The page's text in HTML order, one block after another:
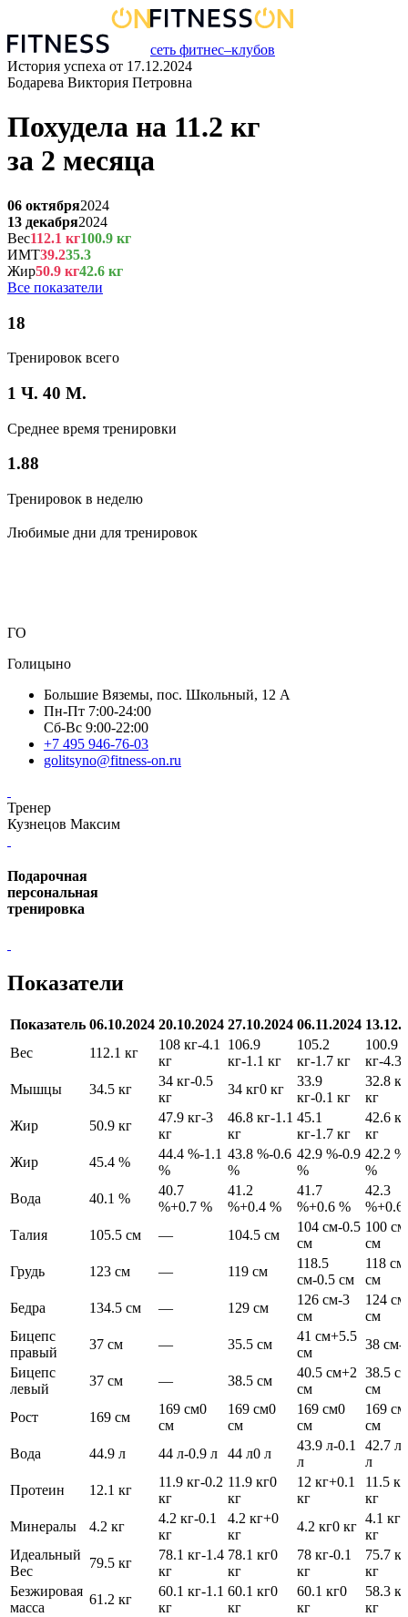
сеть фитнес–клубов
История успеха от 17.12.2024
Бодарева Виктория Петровна
Похудела на 11.2 кг
за 2 месяца
06 октября2024
13 декабря2024
Вес112.1 кг100.9 кг
ИМТ39.235.3
Жир50.9 кг42.6 кг
Все показатели
18
Тренировок всего
1 Ч. 40 М.
Среднее время тренировки
1.88
Тренировок в неделю
Любимые дни для тренировок
ГО
Голицыно
Большие Вяземы, пос. Школьный, 12 А
Пн-Пт 7:00-24:00
Сб-Вс 9:00-22:00
+7 495 946-76-03
golitsyno@fitness-on.ru
Тренер
Кузнецов Максим
Подарочная
персональная
тренировка
Показатели
Показатель 06.10.2024 20.10.2024 27.10.2024 06.11.2024
Вес
112.1 кг
108 кг-4.1
кг
106.9
кг-1.1 кг
105.2
кг-1.7 кг
100.9
кг-4.3
Мышцы
34.5 кг
34 кг-0.5
кг
34 кг0 кг
33.9
кг-0.1 кг
32.8 кг
кг
Жир
50.9 кг
47.9 кг-3
кг
46.8 кг-1.1
кг
45.1
кг-1.7 кг
42.6 кг
кг
Жир
45.4 %
44.4 %-1.1
%
43.8 %-0.6
%
42.9 %-0.9
%
42.2 %
%
Вода
40.1 %
40.7
%+0.7 %
41.2
%+0.4 %
41.7
%+0.6 %
42.3
%+0.6
Талия
105.5 см — 104.5 см
104 см-0.5
см
100 см
см
Грудь
123 см — 119 см
118.5
см-0.5 см
118 см
см
Бедра
134.5 см — 129 см
126 см-3
см
124 см
см
Бицепс
правый
37 см — 35.5 см
41 см+5.5
см
38 см-
Бицепс
левый
37 см — 38.5 см
40.5 см+2
см
38.5
см
Рост
169 см
169 см0
см
169 см0
см
169 см0
см
169 см
см
Вода
44.9 л 44 л-0.9 л 44 л0 л
43.9 л-0.1
л
42.7 л
л
Протеин
12.1 кг
11.9 кг-0.2
кг
11.9 кг0
кг
12 кг+0.1
кг
11.5 кг
кг
Минералы
4.2 кг
4.2 кг-0.1
кг
4.2 кг+0
кг
4.2 кг0 кг
4.1 кг
кг
Идеальный
Вес
79.5 кг
78.1 кг-1.4
кг
78.1 кг0
кг
78 кг-0.1
кг
75.7 кг
кг
Безжировая
масса
61.2 кг
60.1 кг-1.1
кг
60.1 кг0
кг
60.1 кг0
кг
58.3 кг
кг